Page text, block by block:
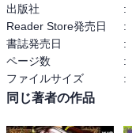
出版社
:
Reader Store発売日
:
書誌発売日
:
ページ数
:
ファイルサイズ
:
同じ著者の作品